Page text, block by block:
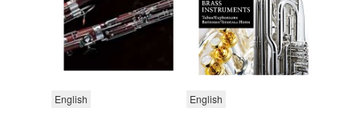
English English